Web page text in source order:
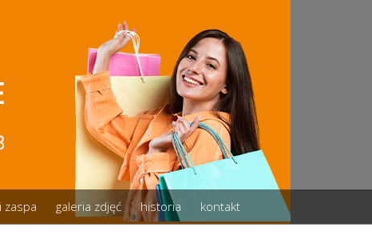
zaspa galeria zdjęć historia
kontakt